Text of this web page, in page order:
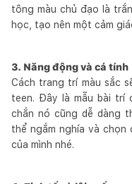
tông màu chủ đạo là
học, tạo nên một cảm
3. Năng động và cá tính
Cách trang trí màu sắc
teen. Đây là mẫu bài trí
chắn nó cũng dễ dàng
thể ngắm nghía và
của mình nhé.